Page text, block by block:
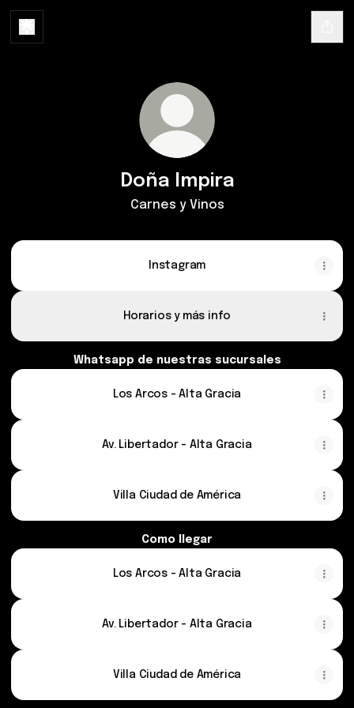
Doña Impira
Carnes y Vinos
Instagram
Horarios y más info
Whatsapp de nuestras sucursales
Los Arcos - Alta Gracia
Av. Libertador - Alta Gracia
Villa Ciudad de América
Como llegar
Los Arcos - Alta Gracia
Av. Libertador - Alta Gracia
Villa Ciudad de América